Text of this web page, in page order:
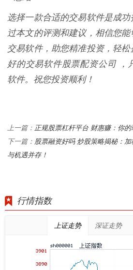
选择一款合适的交易软件是成
过本文的评测和建议，相信您
交易软件，助您精准投资，轻
好的交易软件股票配资公司 ，
软件。祝您投资顺利！
上一篇： 正规股票杠杆平台 财惠赚：你
下一篇： 股票融资好吗 炒股策略揭秘：
与机遇并存！
行情指数
上证走势 深证走势